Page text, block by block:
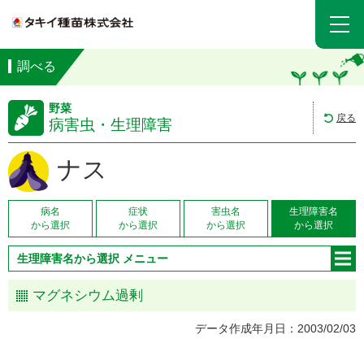
調べる
野菜
病害虫・生理障害 戻る
ナス
病名
から選択
症状
から選択
害虫名
から選択
生理障害名
から選択
生理障害名から選択 メニュー
マグネシウム過剰
データ作成年月日：2003/02/03